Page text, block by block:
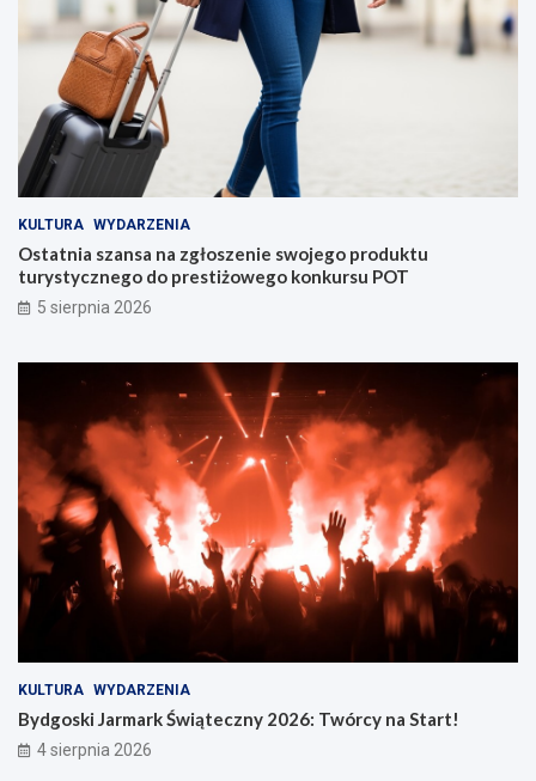
KULTURA WYDARZENIA
Ostatnia szansa na zgłoszenie swojego produktu
turystycznego do prestiżowego konkursu POT
5 sierpnia 2026
KULTURA WYDARZENIA
Bydgoski Jarmark Świąteczny 2026: Twórcy na Start!
4 sierpnia 2026